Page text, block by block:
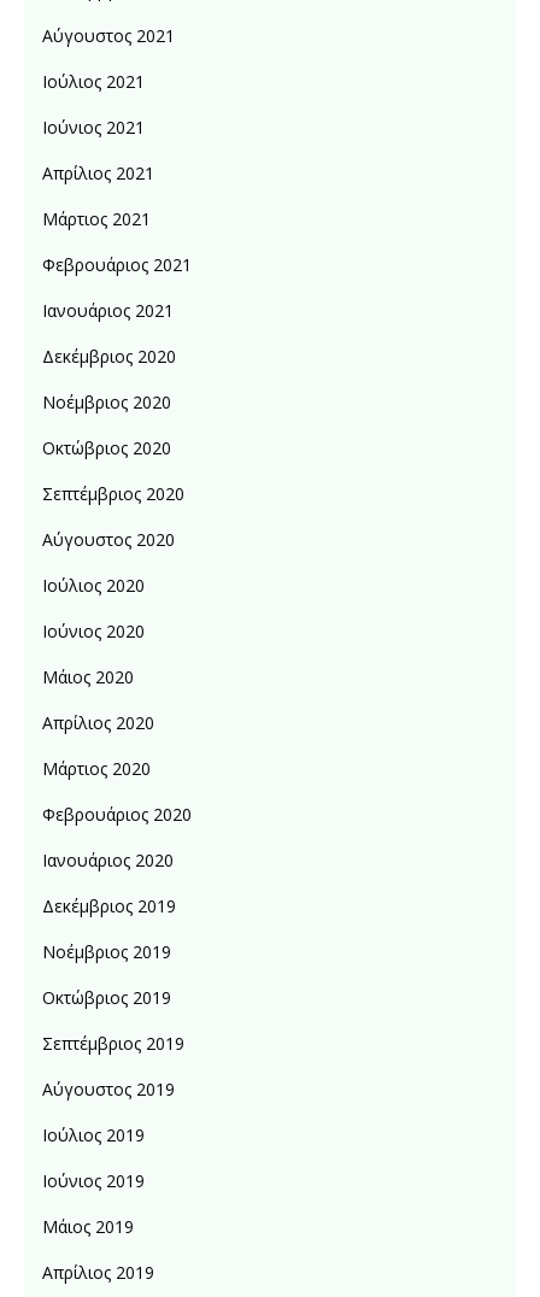
Αύγουστος 2021
Ιούλιος 2021
Ιούνιος 2021
Απρίλιος 2021
Μάρτιος 2021
Φεβρουάριος 2021
Ιανουάριος 2021
Δεκέμβριος 2020
Νοέμβριος 2020
Οκτώβριος 2020
Σεπτέμβριος 2020
Αύγουστος 2020
Ιούλιος 2020
Ιούνιος 2020
Μάιος 2020
Απρίλιος 2020
Μάρτιος 2020
Φεβρουάριος 2020
Ιανουάριος 2020
Δεκέμβριος 2019
Νοέμβριος 2019
Οκτώβριος 2019
Σεπτέμβριος 2019
Αύγουστος 2019
Ιούλιος 2019
Ιούνιος 2019
Μάιος 2019
Απρίλιος 2019